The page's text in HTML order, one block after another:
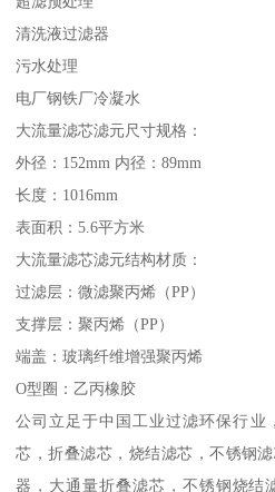
清洗液过滤器
污水处理
电厂钢铁厂冷凝水
大流量滤芯滤元尺寸规格：
外径：152mm 内径：89mm
长度：1016mm
表面积：5.6平方米
大流量滤芯滤元结构材质：
过滤层：微滤聚丙烯（PP）
支撑层：聚丙烯（PP）
端盖：玻璃纤维增强聚丙烯
O型圈：乙丙橡胶
公司立足于中国工业过滤环保行业
芯，折叠滤芯，烧结滤芯，不锈钢
器，大通量折叠滤芯，不锈钢烧结